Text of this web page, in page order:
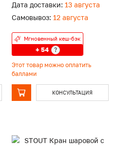
Дата доставки: 13 августа
Самовывоз: 12 августа
Мгновенный кеш-бэк
+ 54 ?
Этот товар можно оплатить
баллами
КОНСУЛЬТАЦИЯ